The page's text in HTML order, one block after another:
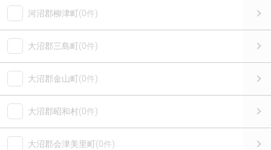
河沼郡柳津町(0件)
大沼郡三島町(0件)
大沼郡金山町(0件)
大沼郡昭和村(0件)
大沼郡会津美里町(0件)